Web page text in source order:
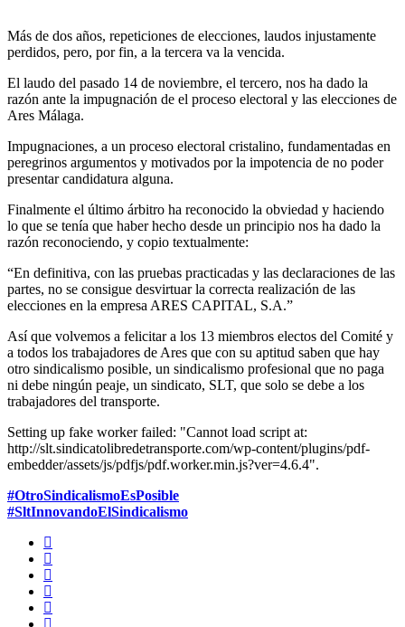
Más de dos años, repeticiones de elecciones, laudos injustamente
perdidos, pero, por fin, a la tercera va la vencida.
El laudo del pasado 14 de noviembre, el tercero, nos ha dado la
razón ante la impugnación de el proceso electoral y las elecciones de
Ares Málaga.
Impugnaciones, a un proceso electoral cristalino, fundamentadas en
peregrinos argumentos y motivados por la impotencia de no poder
presentar candidatura alguna.
Finalmente el último árbitro ha reconocido la obviedad y haciendo
lo que se tenía que haber hecho desde un principio nos ha dado la
razón reconociendo, y copio textualmente:
“En definitiva, con las pruebas practicadas y las declaraciones de las
partes, no se consigue desvirtuar la correcta realización de las
elecciones en la empresa ARES CAPITAL, S.A.”
Así que volvemos a felicitar a los 13 miembros electos del Comité y
a todos los trabajadores de Ares que con su aptitud saben que hay
otro sindicalismo posible, un sindicalismo profesional que no paga
ni debe ningún peaje, un sindicato, SLT, que solo se debe a los
trabajadores del transporte.
Setting up fake worker failed: "Cannot load script at:
http://slt.sindicatolibredetransporte.com/wp-content/plugins/pdf-
embedder/assets/js/pdfjs/pdf.worker.min.js?ver=4.6.4".
#OtroSindicalismoEsPosible
#SltInnovandoElSindicalismo